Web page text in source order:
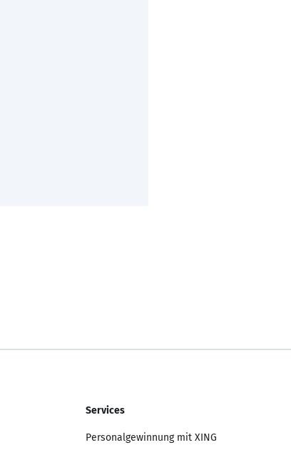
Services
Personalgewinnung mit XING